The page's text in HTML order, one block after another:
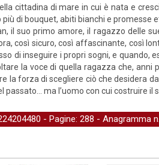
cittadina di mare in cui è nata e
più di bouquet, abiti bianchi e
il suo primo amore, il ragazzo delle
così sicuro, così affascinante, così
di inseguire i propri sogni, e quando,
la voce di quella ragazza che, anni
la forza di scegliere ciò che desidera
passato… ma l’uomo con cui costruire il
- Pagine: 288 - Anagramma